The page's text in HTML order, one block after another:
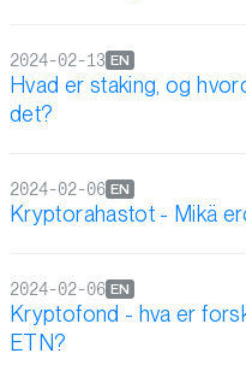
Hvad er staking, og
det?
EN
2024-02-13
Kryptorahastot - Mikä
EN
2024-02-06
Kryptofond - hva er
ETN?
EN
2024-02-06